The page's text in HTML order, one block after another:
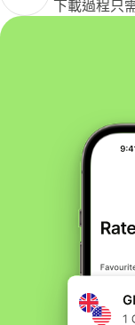
下載過程只